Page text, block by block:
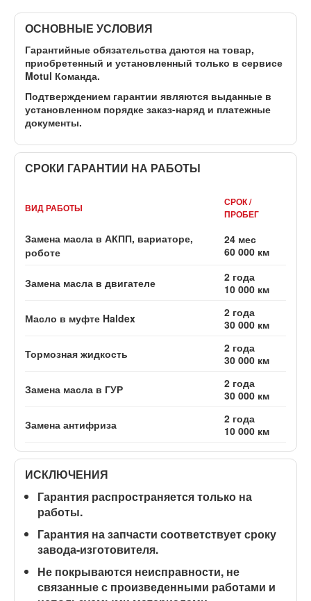
ОСНОВНЫЕ УСЛОВИЯ
Гарантийные обязательства даются на товар,
приобретенный и установленный только в сервисе
Motul Команда.
Подтверждением гарантии являются выданные в
установленном порядке заказ-наряд и платежные
документы.
СРОКИ ГАРАНТИИ НА РАБОТЫ
ВИД РАБОТЫ
СРОК /
ПРОБЕГ
Замена масла в АКПП, вариаторе,
роботе
24 мес
60 000 км
Замена масла в двигателе
2 года
10 000 км
Масло в муфте Haldex
2 года
30 000 км
Тормозная жидкость
2 года
30 000 км
Замена масла в ГУР
2 года
30 000 км
Замена антифриза
2 года
10 000 км
ИСКЛЮЧЕНИЯ
Гарантия распространяетсятолько на
работы.
Гарантия на запчасти соответствует сроку
завода-изготовителя.
Не покрываются неисправности, не
связанные с произведенными работами и